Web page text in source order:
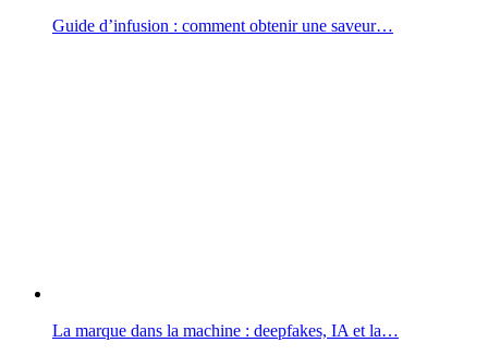
Guide d’infusion : comment obtenir une saveur…
La marque dans la machine : deepfakes, IA et la…